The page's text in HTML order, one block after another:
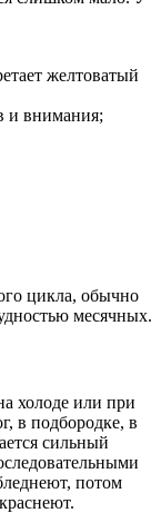
желтоватый
и внимания;
цикла, обычно
месячных.
холоде или при
в подбородке, в
сильный
потом